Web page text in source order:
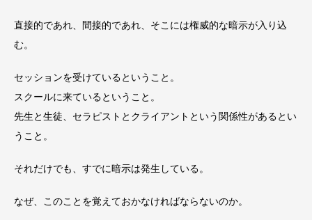
直接的であれ、間接的であれ、そこには権威的な暗示が入り込
む。
セッションを受けているということ。
スクールに来ているということ。
先生と生徒、セラピストとクライアントという関係性があるとい
うこと。
それだけでも、すでに暗示は発生している。
なぜ、このことを覚えておかなければならないのか。